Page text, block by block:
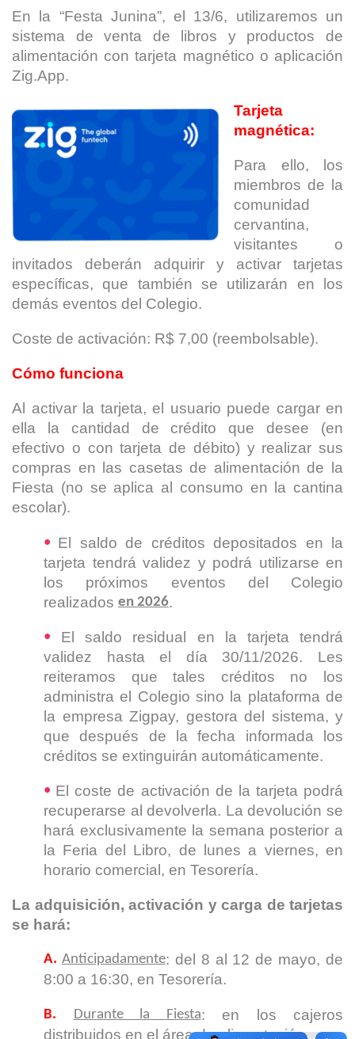
En la “Festa Junina”, el 13/6, utilizaremos un
sistema de venta de libros y productos de
alimentación con tarjeta magnético o aplicación
Zig.App.
Tarjeta
magnética:
Para ello, los
miembros de la
comunidad
cervantina,
visitantes o
invitados deberán adquirir y activar tarjetas
específicas, que también se utilizarán en los
demás eventos del Colegio.
Coste de activación: R$ 7,00 (reembolsable).
Cómo funciona
Al activar la tarjeta, el usuario puede cargar en
ella la cantidad de crédito que desee (en
efectivo o con tarjeta de débito) y realizar sus
compras en las casetas de alimentación de la
Fiesta (no se aplica al consumo en la cantina
escolar).
• El saldo de créditos depositados en la
tarjeta tendrá validez y podrá utilizarse en
los próximos eventos del Colegio
realizados en 2026.
•
El saldo residual en la tarjeta tendrá
validez hasta el día 30/11/2026. Les
reiteramos que tales créditos no los
administra el Colegio sino la plataforma de
la empresa Zigpay, gestora del sistema, y
que después de la fecha informada los
créditos se extinguirán automáticamente.
• El coste de activación de la tarjeta podrá
recuperarse al devolverla. La devolución se
hará exclusivamente la semana posterior a
la Feria del Libro, de lunes a viernes, en
horario comercial, en Tesorería.
La adquisición, activación y carga de tarjetas
se hará:
A. Anticipadamente: del 8 al 12 de mayo, de
8:00 a 16:30, en Tesorería.
B. Durante la Fiesta: en los cajeros
distribuidos en el área de alimentación.